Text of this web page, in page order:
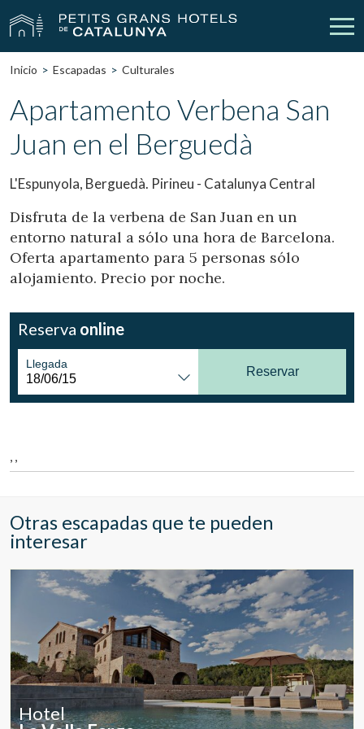
Escapadas
Bodas Empresas
Cheques Regalo Descubre Catalunya
Contacto Mi reserva
Ubicación/nombre del hotel
Inicio Escapadas Culturales
Apartamento Verbena San
Juan en el Berguedà
L'Espunyola, Berguedà. Pirineu - Catalunya Central
Disfruta de la verbena de San Juan en un
entorno natural a sólo una hora de Barcelona.
Oferta apartamento para 5 personas sólo
alojamiento. Precio por noche.
Reserva online
Llegada
Reservar
, ,
Otras escapadas que te pueden
interesar
Hotel
Modificar cookies